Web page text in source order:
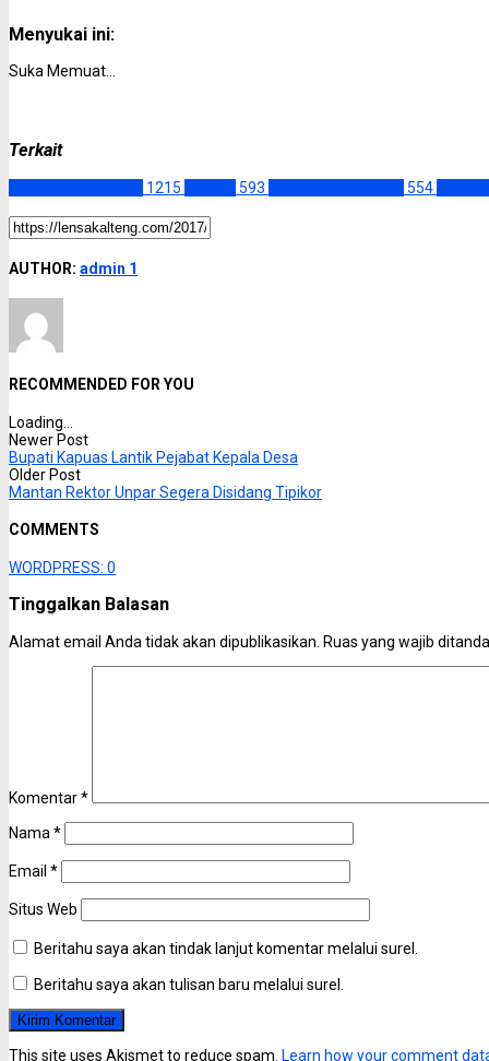
Menyukai ini:
Suka Memuat...
Terkait
1215 593 554
AUTHOR: admin 1
RECOMMENDED FOR YOU
Loading...
Newer Post
Bupati Kapuas Lantik Pejabat Kepala Desa
Older Post
Mantan Rektor Unpar Segera Disidang Tipikor
COMMENTS
WORDPRESS: 0
Tinggalkan Balasan
Alamat email Anda tidak akan dipublikasikan. Ruas yang wajib
Komentar*
Nama *
Email *
Situs Web
Beritahu saya akan tindak lanjut komentar melalui surel.
Beritahu saya akan tulisan baru melalui surel.
This site uses Akismet to reduce spam. Learn how your comment